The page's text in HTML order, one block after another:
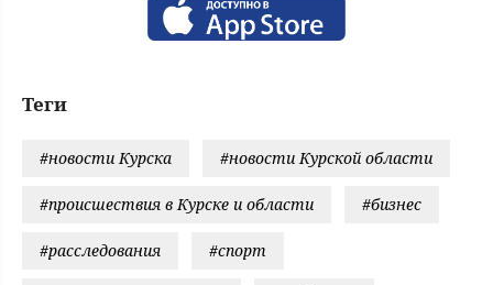
Теги
#новости Курска #новости Курской области
#происшествия в Курске и области #бизнес
#расследования #спорт